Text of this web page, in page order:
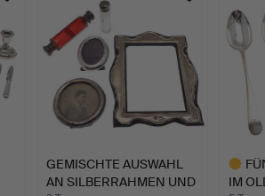
GEMISCHTE AUSWAHL
AN SILBERRAHMEN UND
IM